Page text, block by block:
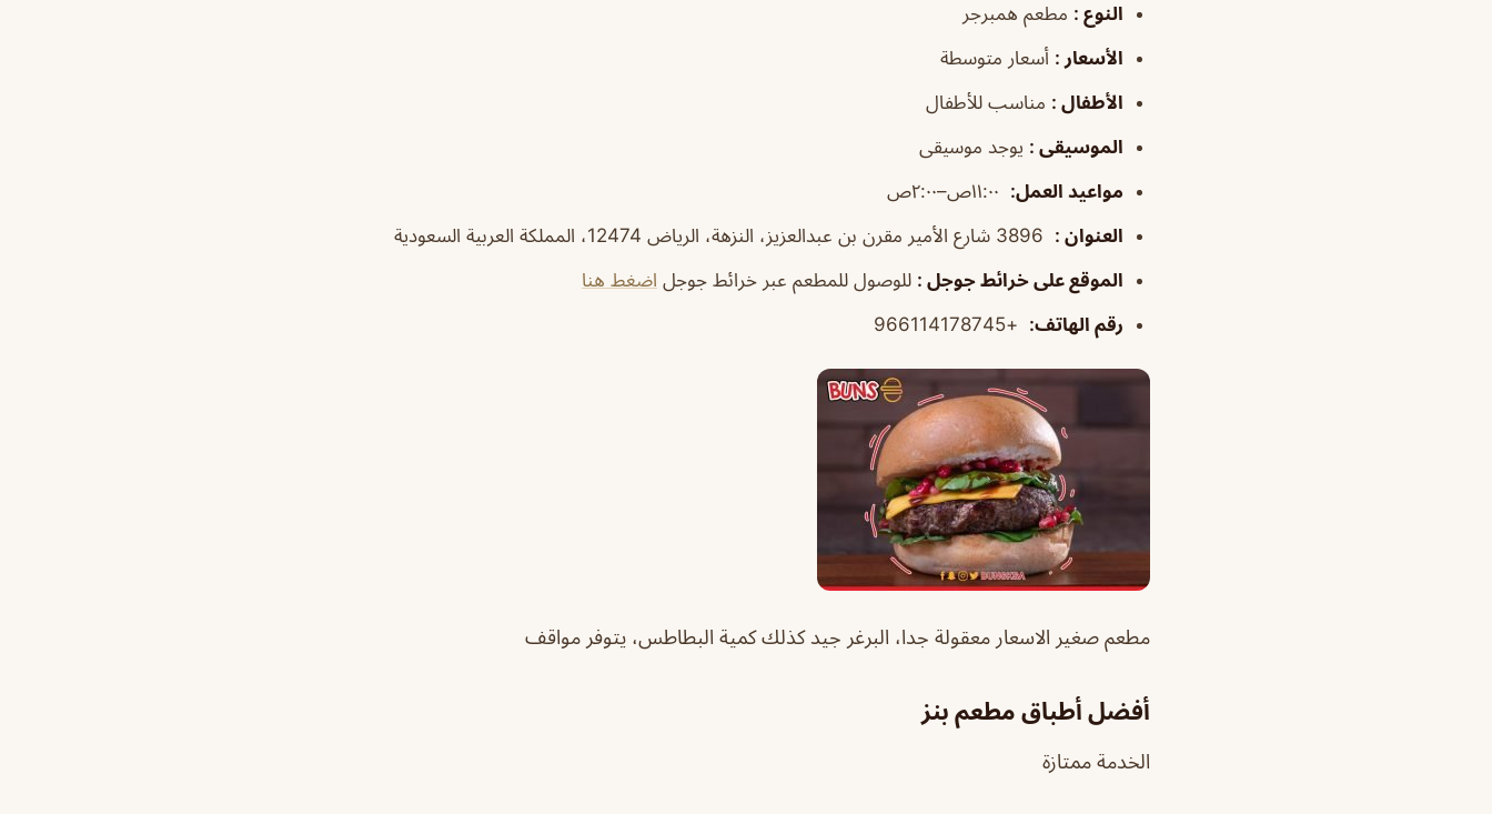
النوع : مطعم همبرجر
الأسعار : أسعار متوسطة
الأطفال : مناسب للأطفال
الموسيقى : يوجد موسيقى
مواعيد العمل:
العنوان :
الموقع على خرائط جوجل : للوصول للمطعم عبر خرائط جوجل اضغط هنا
رقم الهاتف:
+966114178745
مطعم صغير الاسعار معقولة جدا، البرغر جيد كذلك كمية البطاطس، يتوفر مواقف
أفضل أطباق مطعم بنز
الخدمة ممتازة